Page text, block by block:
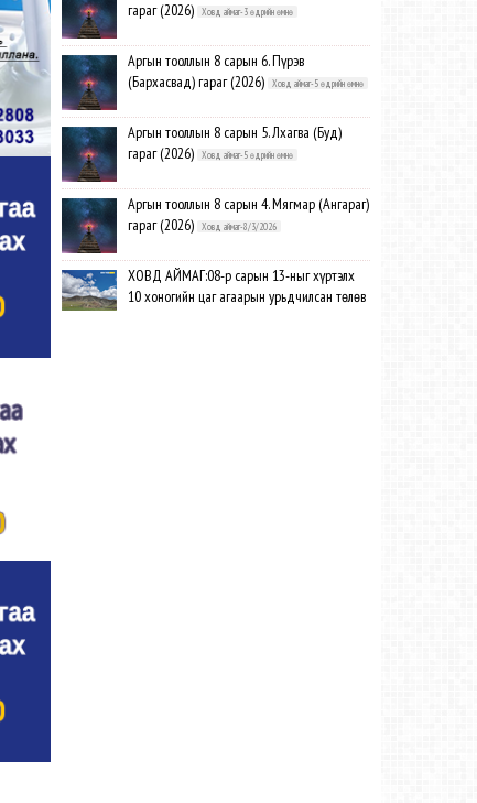
гараг (2026)
Ховд аймаг-3 өдрийн өмнө
Аргын тооллын 8 сарын 6. Пүрэв
(Бархасвад) гараг (2026)
Ховд аймаг-5 өдрийн өмнө
Аргын тооллын 8 сарын 5. Лхагва (Буд)
гараг (2026)
Ховд аймаг-5 өдрийн өмнө
Аргын тооллын 8 сарын 4. Мягмар (Ангараг)
гараг (2026)
Ховд аймаг-8/3/2026
ХОВД АЙМАГ:08-р сарын 13-ныг хүртэлх
10 хоногийн цаг агаарын урьдчилсан төлөв